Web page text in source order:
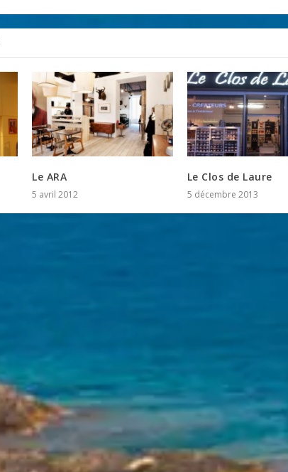
Le ARA
5 avril 2012
Le Clos de Laure
5 décembre 2013